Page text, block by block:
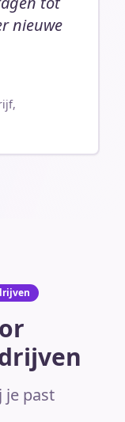
nieuwe
je past